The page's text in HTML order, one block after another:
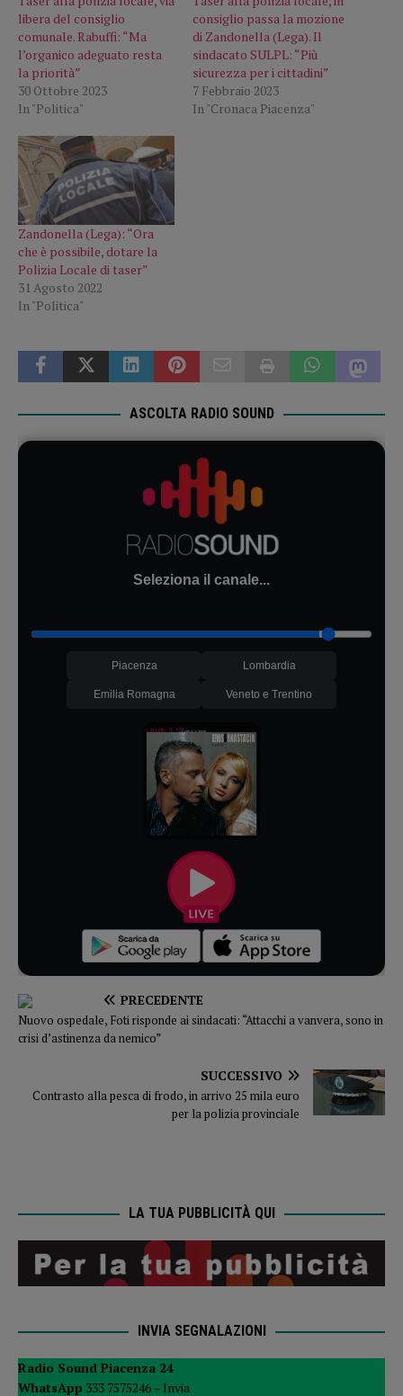
libera del consiglio
comunale. Rabuffi: “Ma
l’organico adeguato resta
la priorità”
30 Ottobre 2023
In "Politica"
consiglio passa la mozione
di Zandonella (Lega). Il
sindacato SULPL: “Più
sicurezza per i cittadini”
7 Febbraio 2023
In "Cronaca Piacenza"
Zandonella (Lega): “Ora
che è possibile, dotare la
Polizia Locale di taser”
31 Agosto 2022
In "Politica"
ASCOLTA RADIO SOUND
Seleziona il canale...
Piacenza Lombardia
Emilia Romagna Veneto e Trentino
PRECEDENTE
Nuovo ospedale, Foti risponde ai sindacati: “Attacchi a vanvera, sono in
crisi d’astinenza da nemico”
SUCCESSIVO
Contrasto alla pesca di frodo, in arrivo 25 mila euro
per la polizia provinciale
LA TUA PUBBLICITÀ QUI
INVIA SEGNALAZIONI
Radio Sound Piacenza 24
WhatsApp 333 7575246 – Invia